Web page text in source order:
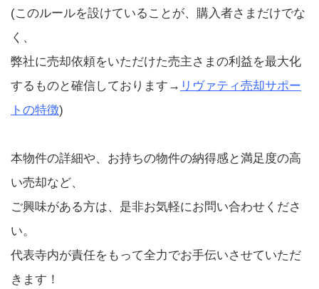
(このルールを設けていることが、購入者さまだけでな
く、
弊社に売却依頼をいただけた売主さまの利益を最大化
するものと確信しております→ リヴァティ売却サポー
トの特徴)
本物件の詳細や、お持ちの物件の納得感と満足度の高
い売却など、
ご興味がある方は、是非お気軽にお問い合わせくださ
い。
代表寺内が責任をもって全力でお手伝いさせていただ
きます！